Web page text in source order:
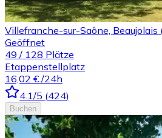
Villefranche-sur-Saône, Beaujolais
Geöffnet
49 / 128 Plätze
Etappenstellplatz
16,02 € /24h
4.1/5 (424)
Buchen